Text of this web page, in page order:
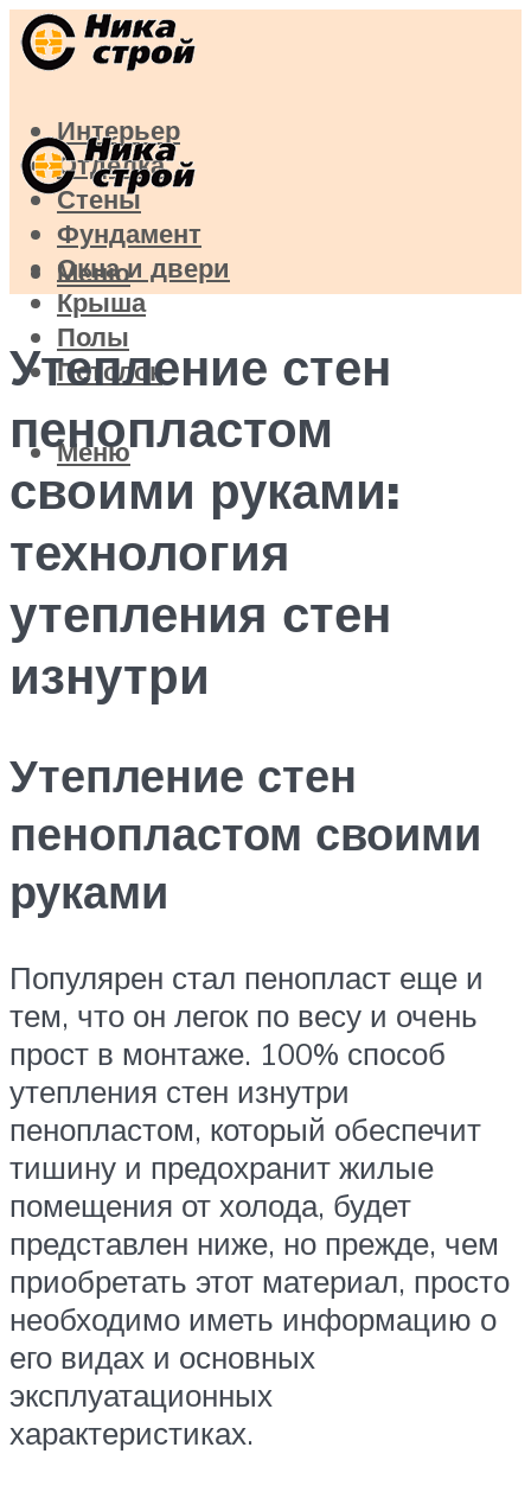
Интерьер
Отделка
Стены
Фундамент
Окна и двери
Крыша
Полы
Потолок
Меню
Меню
Утепление стен
пенопластом
своими руками:
технология
утепления стен
изнутри
Утепление стен
пенопластом своими
руками
Популярен стал пенопласт еще и
тем, что он легок по весу и очень
прост в монтаже. 100% способ
утепления стен изнутри
пенопластом, который обеспечит
тишину и предохранит жилые
помещения от холода, будет
представлен ниже, но прежде, чем
приобретать этот материал, просто
необходимо иметь информацию о
его видах и основных
эксплуатационных
характеристиках.